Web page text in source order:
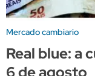
Mercado cambiario
Real blue: a
6 de agosto